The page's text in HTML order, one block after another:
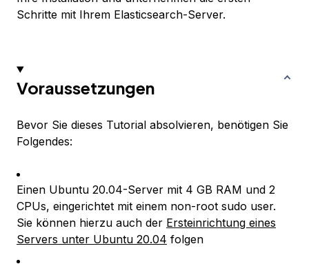
Schritte mit Ihrem Elasticsearch-Server.
Voraussetzungen
Bevor Sie dieses Tutorial absolvieren, benötigen Sie
Folgendes:
Einen Ubuntu 20.04-Server mit 4 GB RAM und 2
CPUs, eingerichtet mit einem non-root sudo user.
Sie können hierzu auch der Ersteinrichtung eines
Servers unter Ubuntu 20.04 folgen